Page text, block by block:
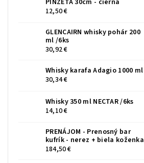
12,50 €
GLENCAIRN whisky pohár 200
ml /6ks
30,92 €
Whisky karafa Adagio 1000 ml
30,34 €
Whisky 350 ml NECTAR /6ks
14,10 €
PRENÁJOM - Prenosný bar
kufrík - nerez + biela koženka
184,50 €